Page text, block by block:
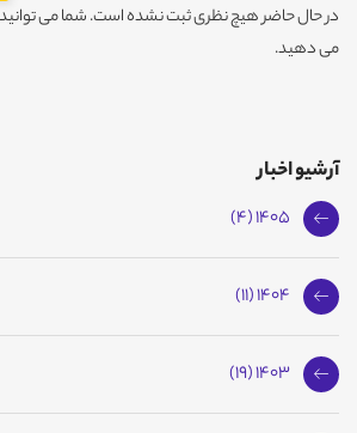
در حال حاضر هیچ نظری ثبت نشده است. شما می توانید
می دهید.
آرشیو اخبار
1405 (4)
1404 (11)
1403 (19)